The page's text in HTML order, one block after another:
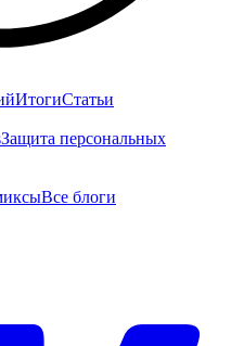
ИтогиСтатьи
Защита персональных
Все блоги